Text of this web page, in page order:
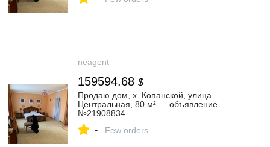
neagent
159594.68 $
Продаю дом, х. Копанской, улица
Центральная, 80 м² — объявление
№21908834
- Few orders